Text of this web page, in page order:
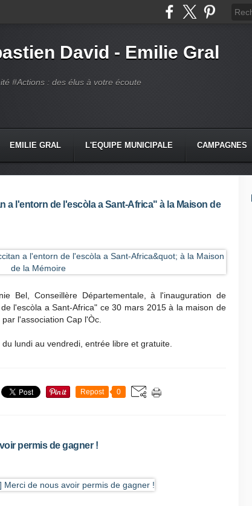
David - Emilie Gral
#Actions : des élus à votre écoute
EMILIE GRAL L'EQUIPE MUNICIPALE CAMPAGNES
a l'entorn de l'escòla a Sant-Africa" à la Maison de
Bel, Conseillère Départementale, à l'inauguration de
l'escòla a Sant-Africa" ce 30 mars 2015 à la maison de
l'association Cap l'Òc.
lundi au vendredi, entrée libre et gratuite.
Repost 0
permis de gagner !